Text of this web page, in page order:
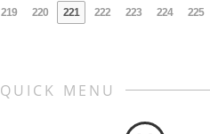
219 220 221 222 223 224 225
QUICK MENU